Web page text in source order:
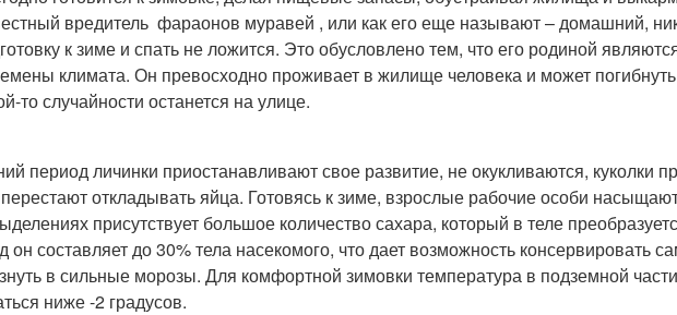
вредитель фараонов муравей , или как его еще называют – домашний,
к зиме и спать не ложится. Это обусловлено тем, что его родиной
климата. Он превосходно проживает в жилище человека и может погибнуть
то случайности останется на улице.
период личинки приостанавливают свое развитие, не окукливаются, куколки
откладывать яйца. Готовясь к зиме, взрослые рабочие особи
присутствует большое количество сахара, который в теле
он составляет до 30% тела насекомого, что дает возможность консервировать
в сильные морозы. Для комфортной зимовки температура в подземной
ниже -2 градусов.